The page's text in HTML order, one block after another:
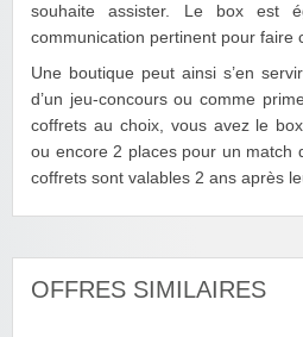
souhaite assister. Le box est
communication pertinent pour faire
Une boutique peut ainsi s’en
d’un jeu-concours ou comme
coffrets au choix, vous avez le
ou encore 2 places pour un match
coffrets sont valables 2 ans après
OFFRES SIMILAIRES